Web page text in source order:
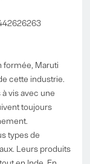
formée, Maruti
cette industrie.
vis avec une
toujours
types de
Leurs produits